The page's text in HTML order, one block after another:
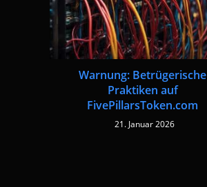
Warnung: Betrügerische
Praktiken auf
FivePillarsToken.com
21. Januar 2026